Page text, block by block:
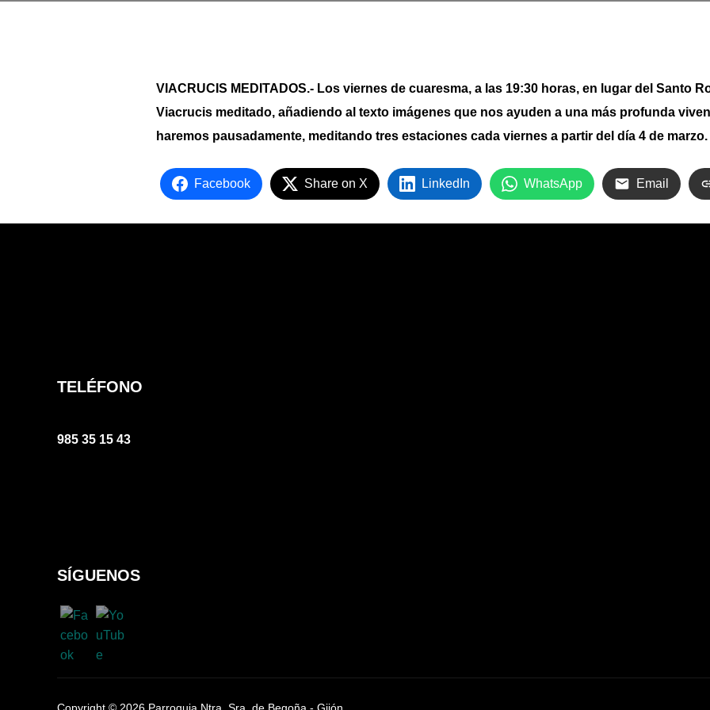
VIACRUCIS MEDITADOS.- Los viernes de cuaresma, a las 19:30 horas, en lugar del Santo
Viacrucis meditado, añadiendo al texto imágenes que nos ayuden a una más profunda
haremos pausadamente, meditando tres estaciones cada viernes a partir del día 4 de marzo.
Facebook Share on X LinkedIn WhatsApp Email
TELÉFONO
985 35 15 43
SÍGUENOS